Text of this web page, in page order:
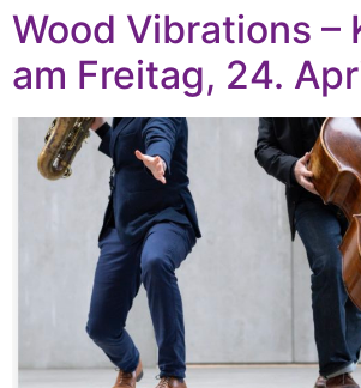
Wood Vibrations –
am Freitag, 24.